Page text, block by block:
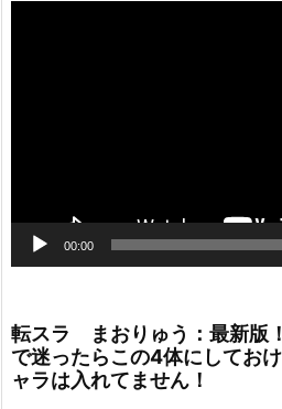
00:00
転スラ まおりゅう：最新版
で迷ったらこの4体にしてお
ャラは入れてません！